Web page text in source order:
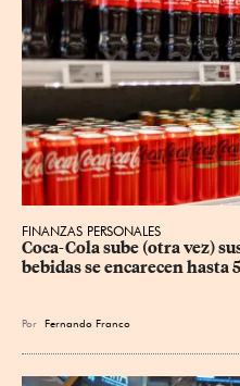
FINANZAS PERSONALES
Coca-Cola sube (otra vez)
bebidas se encarecen hasta
Por Fernando Franco